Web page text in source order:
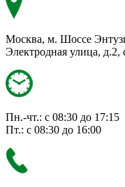
Москва, м. Шоссе
Электродная улица, д.2,
Пн.-чт.: с 08:30 до 17:15
Пт.: с 08:30 до 16:00